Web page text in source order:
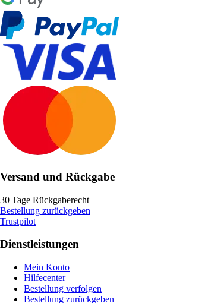
Versand und Rückgabe
30 Tage Rückgaberecht
Bestellung zurückgeben
Trustpilot
Dienstleistungen
Mein Konto
Hilfecenter
Bestellung verfolgen
Bestellung zurückgeben